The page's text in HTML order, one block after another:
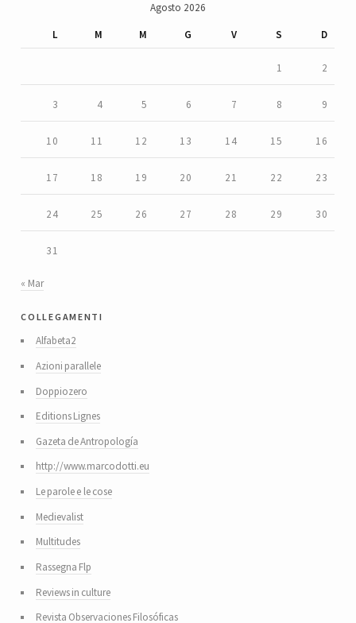
Agosto 2026
L
M M G V S D
1 2
3 4 5 6 7 8 9
10 11 12 13 14 15 16
17 18 19 20 21 22 23
24 25 26 27 28 29 30
31
« Mar
collegamenti
Alfabeta2
Azioni parallele
Doppiozero
Editions Lignes
Gazeta de Antropología
http://www.marcodotti.eu
Le parole e le cose
Medievalist
Multitudes
Rassegna Flp
Reviews in culture
Revista Observaciones Filosóficas